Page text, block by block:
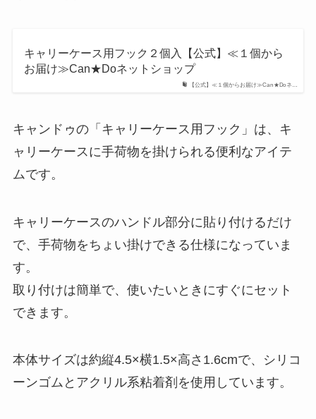
【公式】≪１個からお届け≫Can★Doネ…
キャリーケース用フック２個入【公式】≪１個から
お届け≫Can★Doネットショップ
キャンドゥの「キャリーケース用フック」は、キ
ャリーケースに手荷物を掛けられる便利なアイテ
ムです。
キャリーケースのハンドル部分に貼り付けるだけ
で、手荷物をちょい掛けできる仕様になっていま
す。
取り付けは簡単で、使いたいときにすぐにセット
できます。
本体サイズは約縦4.5×横1.5×高さ1.6cmで、シリコ
ーンゴムとアクリル系粘着剤を使用しています。